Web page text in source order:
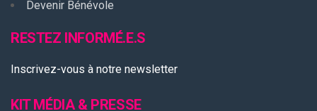
Devenir Bénévole
RESTEZ INFORMÉ.E.S
Inscrivez-vous à notre newsletter
KIT MÉDIA & PRESSE